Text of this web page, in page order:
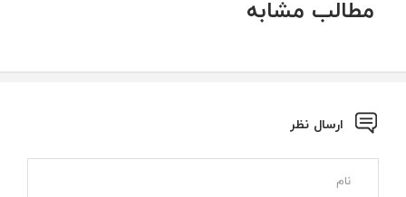
مطالب مشابه
ارسال نظر